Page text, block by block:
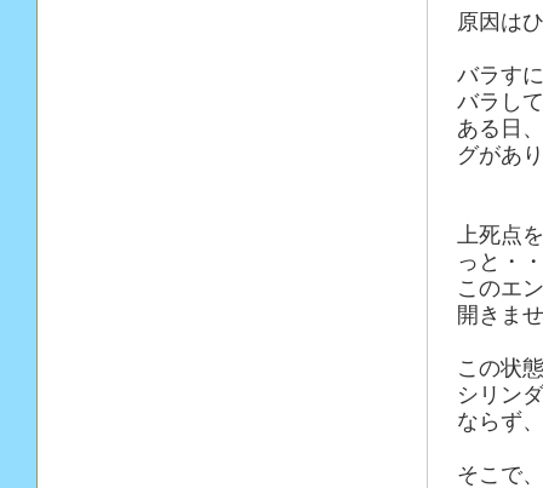
原因は
バラす
バラし
ある日
グがあ
上死点
っと・
このエ
開きま
この状
シリン
ならず
そこで